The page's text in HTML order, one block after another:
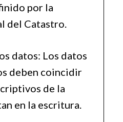
por la
del Catastro.
datos: Los datos
deben coincidir
de la
en la escritura.